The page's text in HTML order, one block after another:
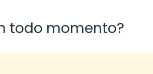
todo momento?